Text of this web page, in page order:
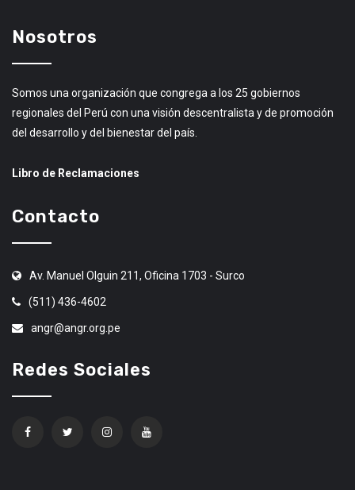
Nosotros
Somos una organización que congrega a los 25 gobiernos
regionales del Perú con una visión descentralista y de promoción
del desarrollo y del bienestar del país.
Libro de Reclamaciones
Contacto
Av. Manuel Olguin 211, Oficina 1703 - Surco
(511) 436-4602
angr@angr.org.pe
Redes Sociales